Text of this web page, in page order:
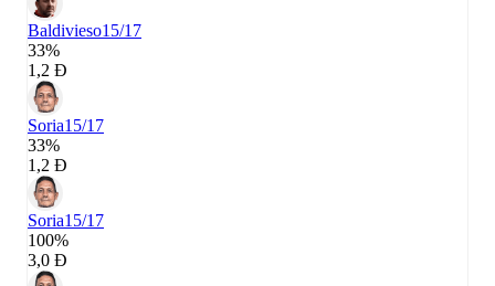
Baldivieso15/17
33%
1,2 Đ
Soria15/17
33%
1,2 Đ
Soria15/17
100%
3,0 Đ